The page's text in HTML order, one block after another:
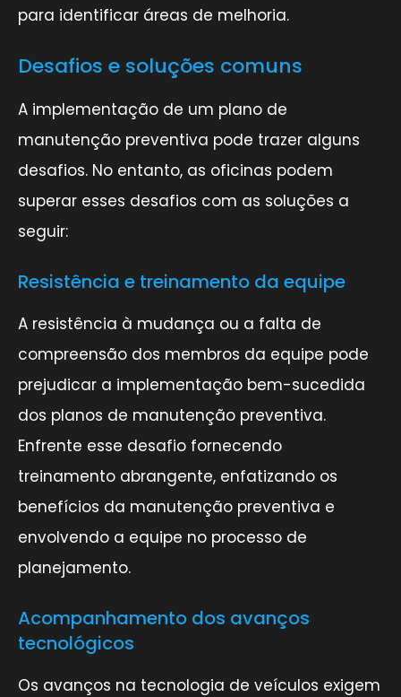
para identificar áreas de melhoria.
Desafios e soluções comuns
A implementação de um plano de
manutenção preventiva pode trazer alguns
desafios. No entanto, as oficinas podem
superar esses desafios com as soluções a
seguir:
Resistência e treinamento da equipe
A resistência à mudança ou a falta de
compreensão dos membros da equipe pode
prejudicar a implementação bem-sucedida
dos planos de manutenção preventiva.
Enfrente esse desafio fornecendo
treinamento abrangente, enfatizando os
benefícios da manutenção preventiva e
envolvendo a equipe no processo de
planejamento.
Acompanhamento dos avanços
tecnológicos
Os avanços na tecnologia de veículos exigem